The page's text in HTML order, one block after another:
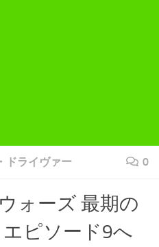
ドライヴァー 0
ォーズ 最期の
ピソード9へ